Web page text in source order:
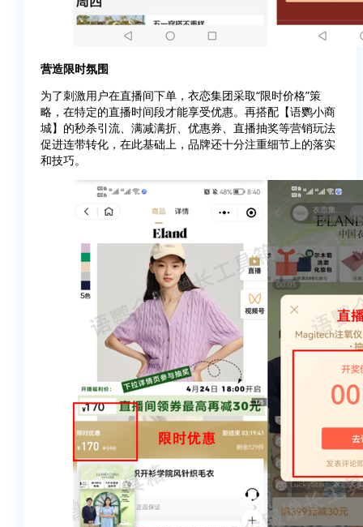
营造限时氛围
为了刺激用户在直播间下单，衣恋集团采取“限时价格”策
略，在特定的直播时间段才能享受优惠。再搭配【语鹦小商
城】的秒杀引流、满减满折、优惠券、直播抽奖等营销玩法
促进连带转化，在此基础上，品牌还十分注重细节上的落实
和技巧。